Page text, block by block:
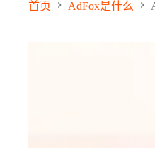
首页 AdFox是什么